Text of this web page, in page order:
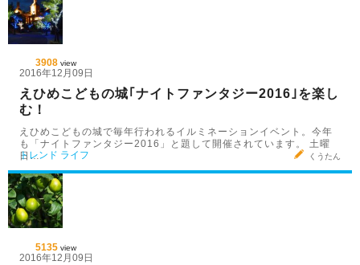
3908 view
2016年12月09日
えひめこどもの城｢ナイトファンタジー2016｣を楽し
む！
えひめこどもの城で毎年行われるイルミネーションイベント。今年
も「ナイトファンタジー2016」と題して開催されています。 土曜
日…
トレンド ライフ くうたん
5135 view
2016年12月09日